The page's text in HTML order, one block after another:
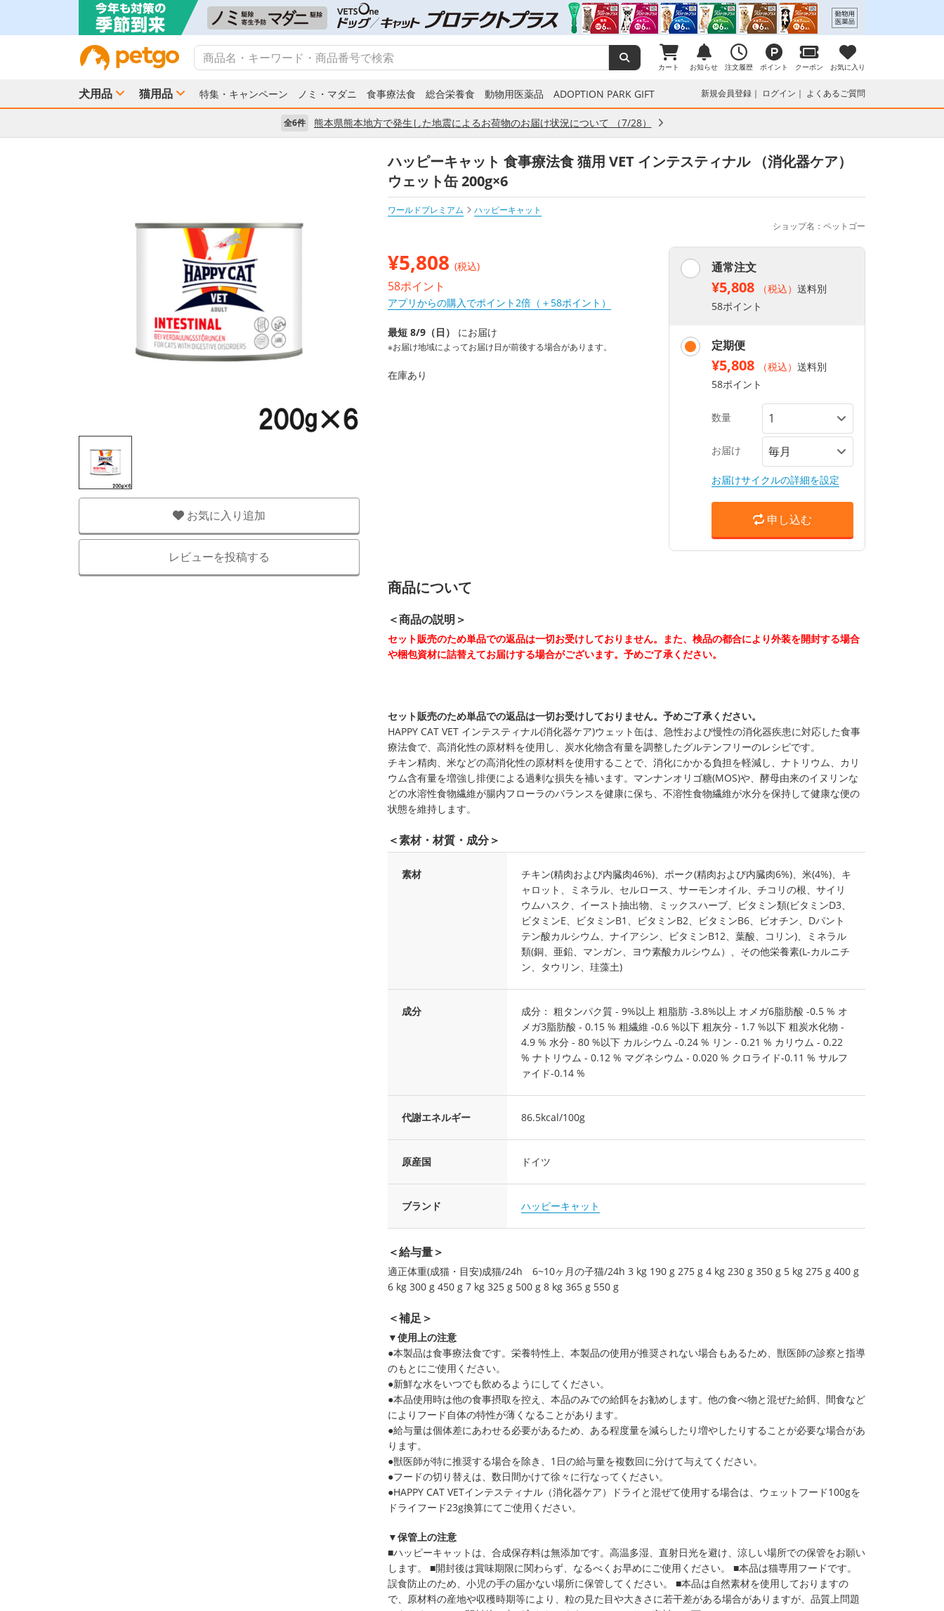
カート お知らせ 注文履歴 ポイント クーポン お気に入り
犬用品 猫用品 特集・キャンペーン ノミ・マダニ 食事療法食 総合栄養食 動物用医薬品 ADOPTION PARK GIFT 新規会員登録 ログイン よくあるご質問
全6件 熊本県熊本地方で発生した地震によるお荷物のお届け状況について （7/28）
お気に入り追加
レビューを投稿する
ハッピーキャット 食事療法食 猫用 VET インテスティナル （消化器ケア）
ウェット缶 200g×6
ワールドプレミアム
ハッピーキャット
ショップ名：ペットゴー
¥5,808 (税込)
58ポイント
アプリからの購入でポイント2倍（＋58ポイント）
最短 8/9（日） にお届け
※お届け地域によってお届け日が前後する場合があります。
在庫あり
通常注文
¥5,808 （税込） 送料別
58ポイント
定期便
¥5,808 （税込） 送料別
58ポイント
数量
お届け
お届けサイクルの詳細を設定
申し込む
商品について
＜商品の説明＞
セット販売のため単品での返品は一切お受けしておりません。また、検品の都合により外装を開封する場合
や梱包資材に詰替えてお届けする場合がございます。予めご了承ください。
セット販売のため単品での返品は一切お受けしておりません。予めご了承ください。
HAPPY CAT VET インテスティナル(消化器ケア)ウェット缶は、急性および慢性の消化器疾患に対応した食事
療法食で、高消化性の原材料を使用し、炭水化物含有量を調整したグルテンフリーのレシピです。
チキン精肉、米などの高消化性の原材料を使用することで、消化にかかる負担を軽減し、ナトリウム、カリ
ウム含有量を増強し排便による過剰な損失を補います。マンナンオリゴ糖(MOS)や、酵母由来のイヌリンな
どの水溶性食物繊維が腸内フローラのバランスを健康に保ち、不溶性食物繊維が水分を保持して健康な便の
状態を維持します。
＜素材・材質・成分＞
素材
チキン(精肉および内臓肉46%)、ポーク(精肉および内臓肉6%)、米(4%)、キ
ャロット、ミネラル、セルロース、サーモンオイル、チコリの根、サイリ
ウムハスク、イースト抽出物、ミックスハーブ、ビタミン類(ビタミンD3、
ビタミンE、ビタミンB1、ビタミンB2、ビタミンB6、ビオチン、Dパント
テン酸カルシウム、ナイアシン、ビタミンB12、葉酸、コリン)、ミネラル
類(銅、亜鉛、マンガン、ヨウ素酸カルシウム）、その他栄養素(L-カルニチ
ン、タウリン、珪藻土)
成分
成分： 粗タンパク質 - 9%以上 粗脂肪 -3.8%以上 オメガ6脂肪酸 -0.5 % オ
メガ3脂肪酸 - 0.15 % 粗繊維 -0.6 %以下 粗灰分 - 1.7 %以下 粗炭水化物 -
4.9 % 水分 - 80 %以下 カルシウム -0.24 % リン - 0.21 % カリウム - 0.22
% ナトリウム - 0.12 % マグネシウム - 0.020 % クロライド-0.11 % サルフ
ァイド-0.14 %
代謝エネルギー 86.5kcal/100g
原産国 ドイツ
ブランド ハッピーキャット
＜給与量＞
適正体重(成猫・目安)成猫/24h 6~10ヶ月の子猫/24h 3 kg 190 g 275 g 4 kg 230 g 350 g 5 kg 275 g 400 g
6 kg 300 g 450 g 7 kg 325 g 500 g 8 kg 365 g 550 g
＜補足＞
▼使用上の注意
●本製品は食事療法食です。栄養特性上、本製品の使用が推奨されない場合もあるため、獣医師の診察と指導
のもとにご使用ください。
●新鮮な水をいつでも飲めるようにしてください。
●本品使用時は他の食事摂取を控え、本品のみでの給餌をお勧めします。他の食べ物と混ぜた給餌、間食など
によりフード自体の特性が薄くなることがあります。
●給与量は個体差にあわせる必要があるため、ある程度量を減らしたり増やしたりすることが必要な場合があ
ります。
●獣医師が特に推奨する場合を除き、1日の給与量を複数回に分けて与えてください。
●フードの切り替えは、数日間かけて徐々に行なってください。
●HAPPY CAT VETインテスティナル（消化器ケア）ドライと混ぜて使用する場合は、ウェットフード100gを
ドライフード23g換算にてご使用ください。
▼保管上の注意
■ハッピーキャットは、合成保存料は無添加です。高温多湿、直射日光を避け、涼しい場所での保管をお願い
します。 ■開封後は賞味期限に関わらず、なるべくお早めにご使用ください。 ■本品は猫専用フードです。
誤食防止のため、小児の手の届かない場所に保管してください。 ■本品は自然素材を使用しておりますの
で、原材料の産地や収穫時期等により、粒の見た目や大きさに若干差がある場合がありますが、品質上問題